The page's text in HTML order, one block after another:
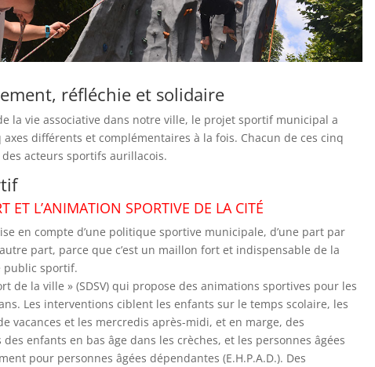
réfléchie et solidaire
la vie associative dans notre ville, le projet sportif municipal a
différents et complémentaires à la fois. Chacun de ces cinq
acteurs sportifs aurillacois.
ET L’ANIMATION SPORTIVE DE LA CITÉ
en compte d’une politique sportive municipale, d’une part par
part, parce que c’est un maillon fort et indispensable de la
public sportif.
de la ville » (SDSV) qui propose des animations sportives pour les
Les interventions ciblent les enfants sur le temps scolaire, les
vacances et les mercredis après-midi, et en marge, des
enfants en bas âge dans les crèches, et les personnes âgées
pour personnes âgées dépendantes (E.H.P.A.D.). Des